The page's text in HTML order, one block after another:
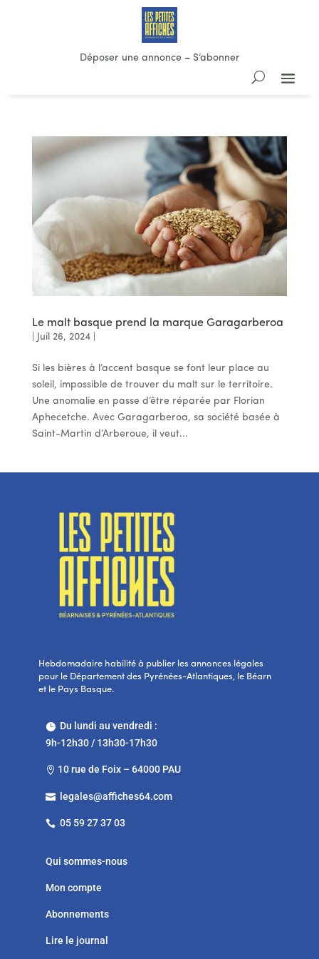
Déposer une annonce– S’abonner
Le malt basque prend la marque Garagarberoa
Juil 26, 2024|
Si les bières à l’accent basque se font leur place au
soleil, impossible de trouver du malt sur le territoire.
Une anomalie en passe d’être réparée par Florian
Aphecetche. Avec Garagarberoa, sa société basée à
Saint-Martin d’Arberoue, il veut...
Hebdomadaire habilité à publier les annonces légales
pour le Département des Pyrénées-Atlantiques, le Béarn
et le Pays Basque.
Du lundi au vendredi :
9h-12h30 / 13h30-17h30
 10 rue de Foix – 64000 PAU
 legales@affiches64.com
 05 59 27 37 03
Qui sommes-nous
Mon compte
Abonnements
Lire le journal